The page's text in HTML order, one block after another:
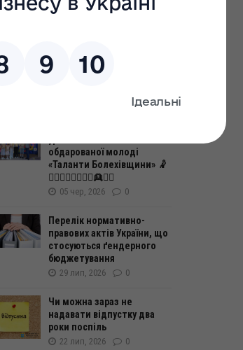
окупації Автономної
Республіки Крим та міста
обдарованої молоді
«Таланти Болехівщини» 🤾
🤸‍♂️🧍‍♀️🧍‍♂️🤽‍♂️👱👱‍♀️
05 чер, 2026 0
Перелік нормативно-
правових актів України, що
стосуються ґендерного
бюджетування
29 лип, 2026 0
Чи можна зараз не
надавати відпустку два
роки поспіль
22 лип, 2026 0